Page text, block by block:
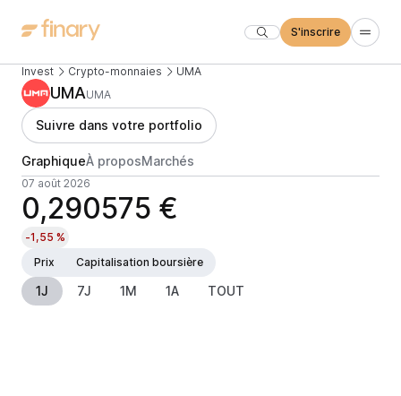
S'inscrire
Invest Crypto-monnaies UMA
UMAUMA
Suivre dans votre portfolio
GraphiqueÀ proposMarchés
07 août 2026
0,290575 €
-1,55 %
Prix
Capitalisation boursière
1J 7J 1M 1A TOUT